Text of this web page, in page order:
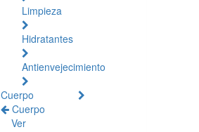
Limpieza
Hidratantes
Antienvejecimiento
Cuerpo
Cuerpo
Ver